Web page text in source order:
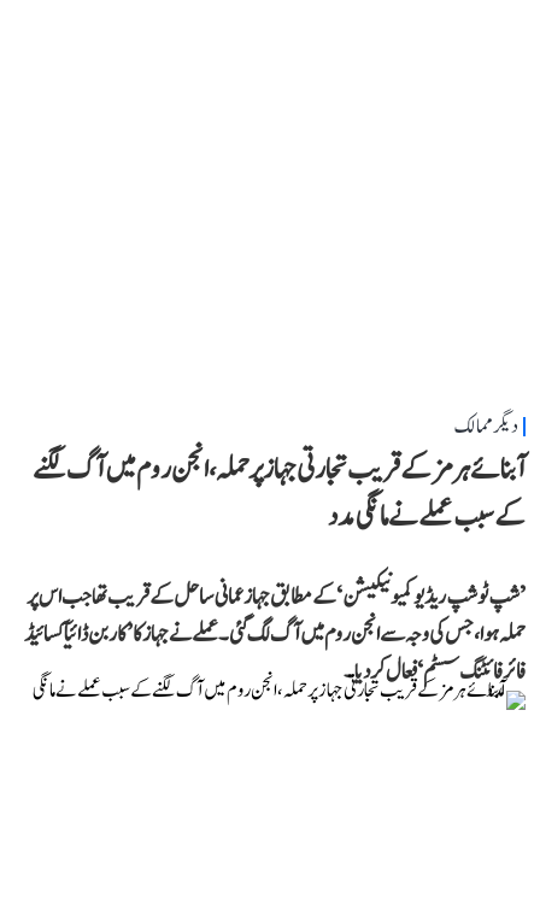
دیگر ممالک
آبنائے ہرمز کے قریب تجارتی جہاز پر حملہ، انجن روم میں آگ لگنے
کے سبب عملے نے مانگی مدد
’شپ ٹو شپ ریڈیو کمیونیکیشن‘ کے مطابق جہاز عمانی ساحل کے قریب تھا جب اس پر
حملہ ہوا، جس کی وجہ سے انجن روم میں آگ لگ گئی۔ عملے نے جہاز کا ’کاربن ڈائیآکسائیڈ
فائر فائٹنگ سسٹم‘ فعال کر دیا۔